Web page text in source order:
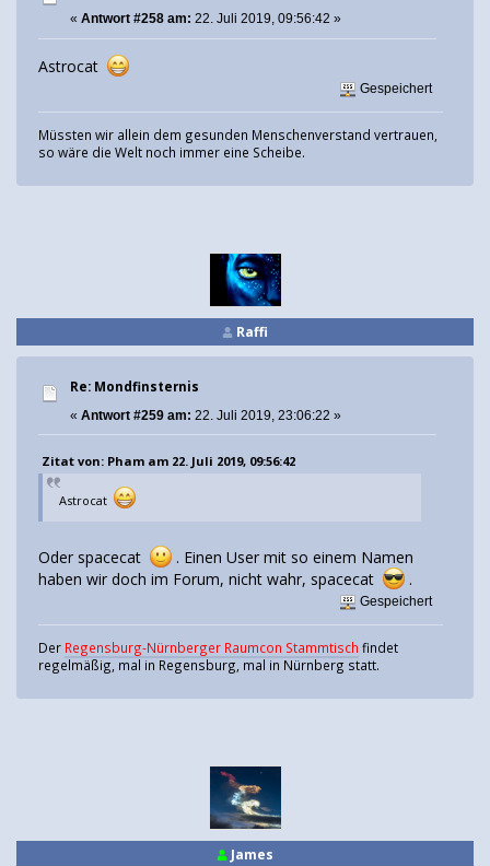
« Antwort #258 am: 22. Juli 2019, 09:56:42 »
Astrocat
Gespeichert
Müssten wir allein dem gesunden Menschenverstand vertrauen,
so wäre die Welt noch immer eine Scheibe.
Raffi
Re: Mondfinsternis
« Antwort #259 am: 22. Juli 2019, 23:06:22 »
Zitat von: Pham am 22. Juli 2019, 09:56:42
Astrocat
Oder spacecat
. Einen User mit so einem Namen
haben wir doch im Forum, nicht wahr, spacecat
.
Gespeichert
Der Regensburg-Nürnberger Raumcon Stammtisch findet
regelmäßig, mal in Regensburg, mal in Nürnberg statt.
James